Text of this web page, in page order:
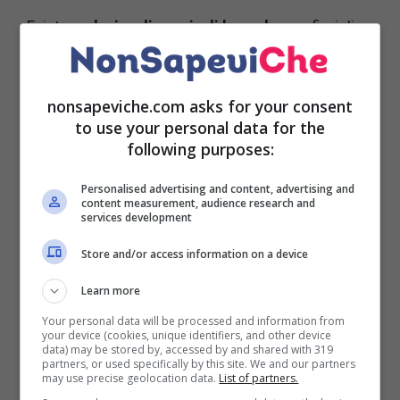
Esistonodecine di specie di lavanda, con fiori di
diverse sfumature e foglie più grandi. La lavanda
più diffusa nelle case è laLavandula angustifolia
crescere fino a 70-90 cm di altezza. Vediamo
come coltivarla in vaso .
La lavanda ha bisogno di spazio e cresce per largo,
pertanto va coltivata in unvaso grande, alto e largo.
L’ideale è utilizzare un bel
potete collocare in un grande terrazzo o anche nel
venga posto in un luogo ben soleggiato e ventilato,
lontano dall’umidità. Non sono indicati, dunque, i
luoghi freddi e in ombra.
Il vaso va riempito con del buonterriccio asciutto e
nonsapeviche.com asks for your consent
to use your personal data for the
following purposes:
Personalised advertising and content, advertising and
content measurement, audience research and
services development
Store and/or access information on a device
Learn more
Your personal data will be processed and information from
your device (cookies, unique identifiers, and other device
data) may be stored by, accessed by and shared with 319
partners, or used specifically by this site. We and our partners
may use precise geolocation data. List of partners.